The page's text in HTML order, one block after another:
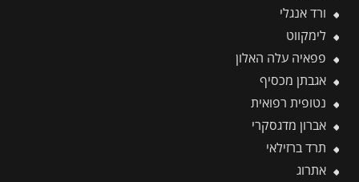
ורד אנגלי
לימקווט
פפאיה עלה האלון
אגבתן מכסיף
נטופית רפואית
אברון מדגסקרי
תרד ברזילאי
אתרוג